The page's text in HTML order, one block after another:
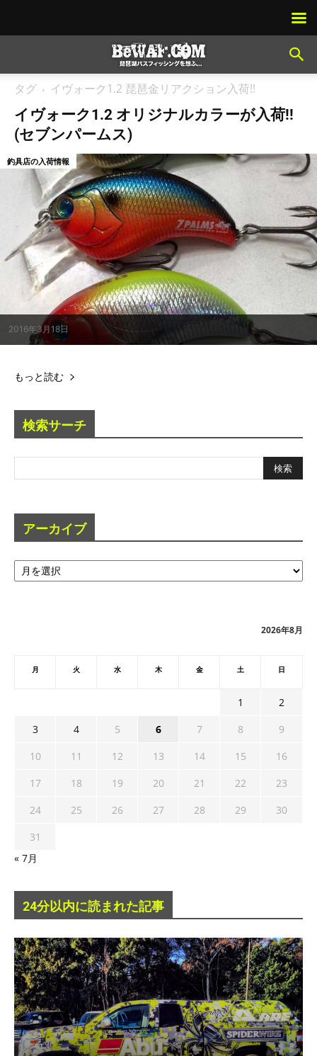
タグ イヴォーク1.2 琵琶金リアクション入荷!!
イヴォーク1.2 オリジナルカラーが入荷!!
(セブンパームス)
2016年3月18日
釣具店の入荷情報
もっと読む
検索サーチ
アーカイブ
ア
ー
2026年8月
月 火 水 木 金 土 日
1
2
3
4 5 6 7 8
9
10
11 12 13 14 15
16
17
18 19 20 21 22
23
24
25 26 27 28 29
30
31
« 7月
24分以内に読まれた記事